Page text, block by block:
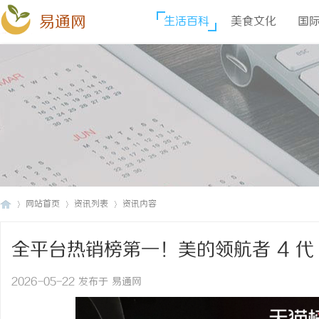
易通网 生活百科 美食文化 国
网站首页 资讯列表 资讯内容
全平台热销榜第一！美的领航者 4
空调
2026-05-22 发布于 易通网